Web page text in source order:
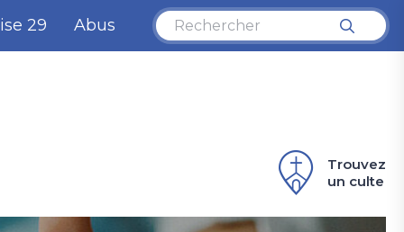
29 Abus
Trouvez
un culte